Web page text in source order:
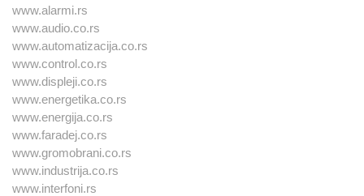
www.alarmi.rs
www.audio.co.rs
www.automatizacija.co.rs
www.control.co.rs
www.displeji.co.rs
www.energetika.co.rs
www.energija.co.rs
www.faradej.co.rs
www.gromobrani.co.rs
www.industrija.co.rs
www.interfoni.rs